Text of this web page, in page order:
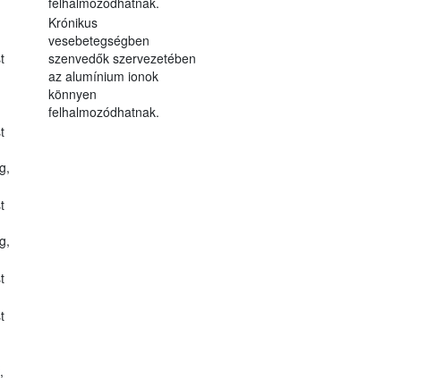
Krónikus
vesebetegségben
szenvedők szervezetében
az alumínium ionok
könnyen
felhalmozódhatnak.